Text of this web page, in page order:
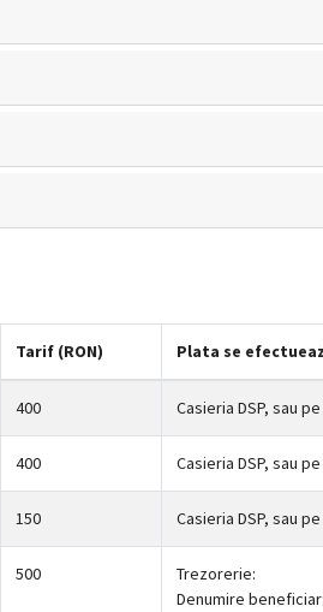
Tarif (RON) Plata se
400 Casieria DSP, sau
400 Casieria DSP, sau
150 Casieria DSP, sau
500
Trezorerie:
Denumire beneficiar: